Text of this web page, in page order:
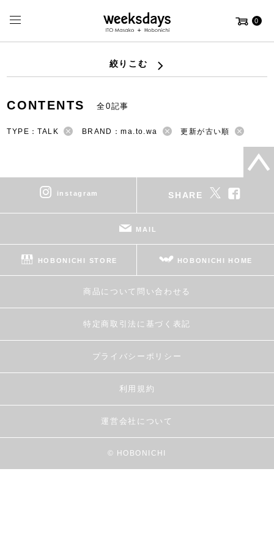
0
絞りこむ
CONTENTS 全0記事
TYPE：TALK BRAND：ma.to.wa 更新が古い順
instagram SHARE
MAIL
HOBONICHI STORE HOBONICHI HOME
商品について問い合わせる
特定商取引法に基づく表記
プライバシーポリシー
利用規約
運営会社について
© HOBONICHI